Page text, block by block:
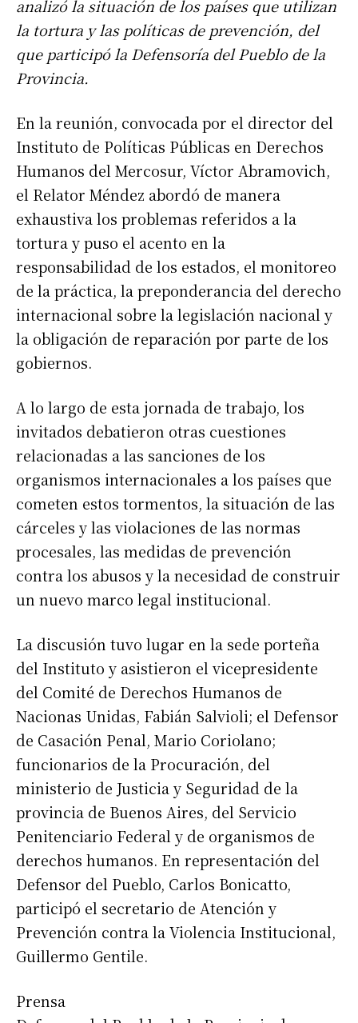
analizó la situación de los países que utilizan
la tortura y las políticas de prevención, del
que participó la Defensoría del Pueblo de la
Provincia.
En la reunión, convocada por el director del
Instituto de Políticas Públicas en Derechos
Humanos del Mercosur, Víctor Abramovich,
el Relator Méndez abordó de manera
exhaustiva los problemas referidos a la
tortura y puso el acento en la
responsabilidad de los estados, el monitoreo
de la práctica, la preponderancia del derecho
internacional sobre la legislación nacional y
la obligación de reparación por parte de los
gobiernos.
A lo largo de esta jornada de trabajo, los
invitados debatieron otras cuestiones
relacionadas a las sanciones de los
organismos internacionales a los países que
cometen estos tormentos, la situación de las
cárceles y las violaciones de las normas
procesales, las medidas de prevención
contra los abusos y la necesidad de construir
un nuevo marco legal institucional.
La discusión tuvo lugar en la sede porteña
del Instituto y asistieron el vicepresidente
del Comité de Derechos Humanos de
Nacionas Unidas, Fabián Salvioli; el Defensor
de Casación Penal, Mario Coriolano;
funcionarios de la Procuración, del
ministerio de Justicia y Seguridad de la
provincia de Buenos Aires, del Servicio
Penitenciario Federal y de organismos de
derechos humanos. En representación del
Defensor del Pueblo, Carlos Bonicatto,
participó el secretario de Atención y
Prevención contra la Violencia Institucional,
Guillermo Gentile.
Prensa